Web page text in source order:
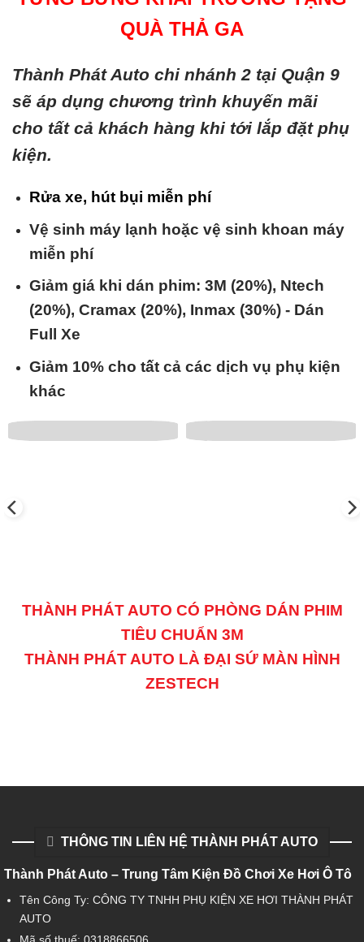
QUÀ THẢ GA
Thành Phát Auto chi nhánh 2 tại Quận 9
sẽ áp dụng chương trình khuyến mãi
cho tất cả khách hàng khi tới lắp đặt phụ
kiện.
Rửa xe, hút bụi miễn phí
Vệ sinh máy lạnh hoặc vệ sinh khoan máy
miễn phí
Giảm giá khi dán phim: 3M (20%), Ntech
(20%), Cramax (20%), Inmax (30%) - Dán
Full Xe
Giảm 10% cho tất cả các dịch vụ phụ kiện
khác
THÀNH PHÁT AUTO CÓ PHÒNG DÁN PHIM
TIÊU CHUẨN 3M
THÀNH PHÁT AUTO LÀ ĐẠI SỨ MÀN HÌNH
ZESTECH
THÔNG TIN LIÊN HỆ THÀNH PHÁT AUTO
Thành Phát Auto – Trung Tâm Kiện Đồ Chơi Xe Hơi Ô Tô
Tên Công Ty: CÔNG TY TNHH PHỤ KIỆN XE HƠI THÀNH PHÁT
AUTO